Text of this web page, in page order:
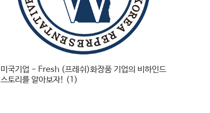
미국기업 - Fresh (프레쉬)화장품 기업의 비하인드
스토리를 알아보자! (1)